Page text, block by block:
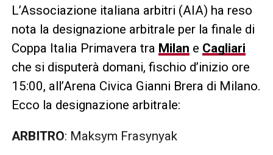
L’Associazione italiana arbitri (AIA) ha reso
nota la designazione arbitrale per la finale di
Coppa Italia Primavera tra Milan e Cagliari
che si disputerà domani, fischio d’inizio ore
15:00, all’Arena Civica Gianni Brera di Milano.
Ecco la designazione arbitrale:
ARBITRO: Maksym Frasynyak